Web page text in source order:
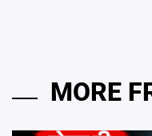
MORE